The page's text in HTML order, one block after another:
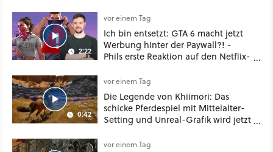
2:22
vor einem Tag
Ich bin entsetzt: GTA 6 macht jetzt
Werbung hinter der Paywall?! -
Phils erste Reaktion auf den Netflix-
0:42
vor einem Tag
Die Legende von Khiimori: Das
schicke Pferdespiel mit Mittelalter-
Setting und Unreal-Grafik wird jetzt
vor einem Tag